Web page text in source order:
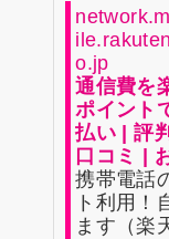
o.jp
通信費を
ポイント
払い | 評
口コミ |
携帯電話
ト利用！
ます（楽